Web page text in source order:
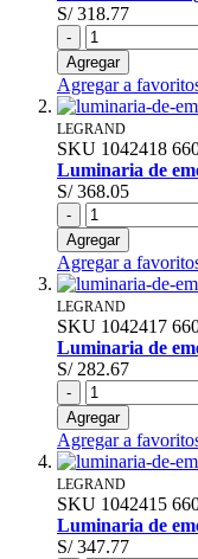
S/ 318.77
-
Agregar
Agregar a
LEGRAND
SKU 1042418
Luminaria de
S/ 368.05
-
Agregar
Agregar a
LEGRAND
SKU 1042417
Luminaria de
S/ 282.67
-
Agregar
Agregar a
LEGRAND
SKU 1042415
Luminaria de
S/ 347.77